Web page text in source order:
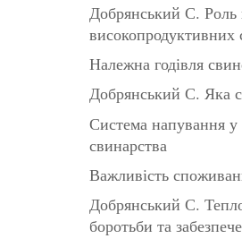
Добрянський С. Роль
високопродуктивних
Належна годівля
Добрянський С. Яка
Система напування у
свинарства
Важливість
Добрянський С.
боротьби та